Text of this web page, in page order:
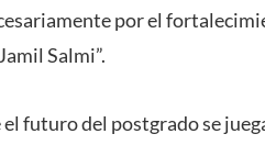
por el
Salmi”.
futuro del postgrado se